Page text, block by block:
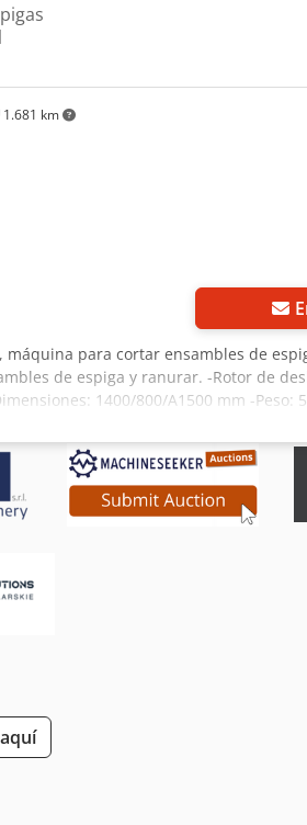
1.681 km
para cortar ensambles de
de espiga y ranurar. -Rotor de
1400/800/A1500 mm -Peso: